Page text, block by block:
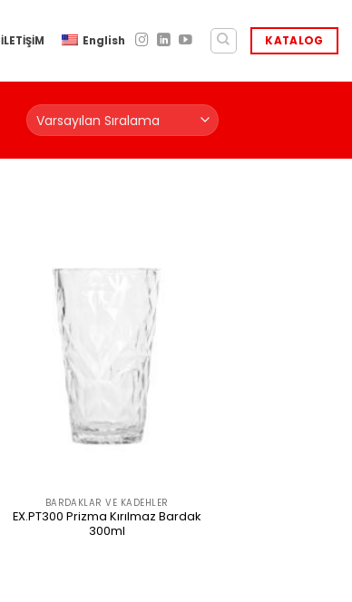
İLETİŞİM English KATALOG
BARDAKLAR VE KADEHLER
EX.PT300 Prizma Kırılmaz Bardak
300ml